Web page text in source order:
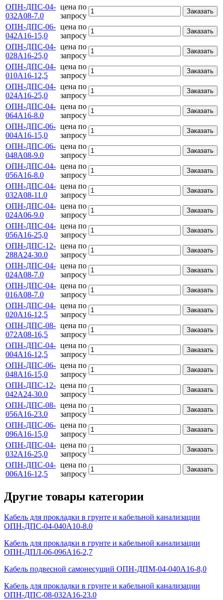
ОПН-ДПС-04-
032А08-7.0
цена по
запросу
Заказать
ОПН-ДПС-06-
042А16-15,0
цена по
запросу
Заказать
ОПН-ДПС-04-
028А16-25,0
цена по
запросу
Заказать
ОПН-ДПС-04-
010А16-12,5
цена по
запросу
Заказать
ОПН-ДПС-04-
024А16-25,0
цена по
запросу
Заказать
ОПН-ДПС-04-
064А16-8.0
цена по
запросу
Заказать
ОПН-ДПС-06-
004A16-15,0
цена по
запросу
Заказать
ОПН-ДПС-06-
048А08-9.0
цена по
запросу
Заказать
ОПН-ДПС-04-
056А16-8.0
цена по
запросу
Заказать
ОПН-ДПС-04-
032А08-11.0
цена по
запросу
Заказать
ОПН-ДПС-04-
024А06-9.0
цена по
запросу
Заказать
ОПН-ДПС-04-
056А16-25,0
цена по
запросу
Заказать
ОПН-ДПС-12-
288А24-30.0
цена по
запросу
Заказать
ОПН-ДПС-04-
024А08-7.0
цена по
запросу
Заказать
ОПН-ДПС-04-
016А08-7.0
цена по
запросу
Заказать
ОПН-ДПС-04-
020А16-12,5
цена по
запросу
Заказать
ОПН-ДПС-08-
072А08-16,5
цена по
запросу
Заказать
ОПН-ДПС-04-
004А16-12,5
цена по
запросу
Заказать
ОПН-ДПС-06-
048А16-15,0
цена по
запросу
Заказать
ОПН-ДПС-12-
042А24-30.0
цена по
запросу
Заказать
ОПН-ДПС-08-
056А16-23.0
цена по
запросу
Заказать
ОПН-ДПС-06-
096А16-15,0
цена по
запросу
Заказать
ОПН-ДПС-04-
032А16-25,0
цена по
запросу
Заказать
ОПН-ДПС-04-
006А16-12,5
цена по
запросу
Заказать
Другие товары категории
Кабель для прокладки в грунте и кабельной канализации
ОПН-ДПС-04-040А10-8.0
Кабель для прокладки в грунте и кабельной канализации
ОПН-ДПЛ-06-096А16-2,7
Кабель подвесной самонесущий ОПН-ДПМ-04-040А16-8,0
Кабель для прокладки в грунте и кабельной канализации
ОПН-ДПС-08-032А16-23.0